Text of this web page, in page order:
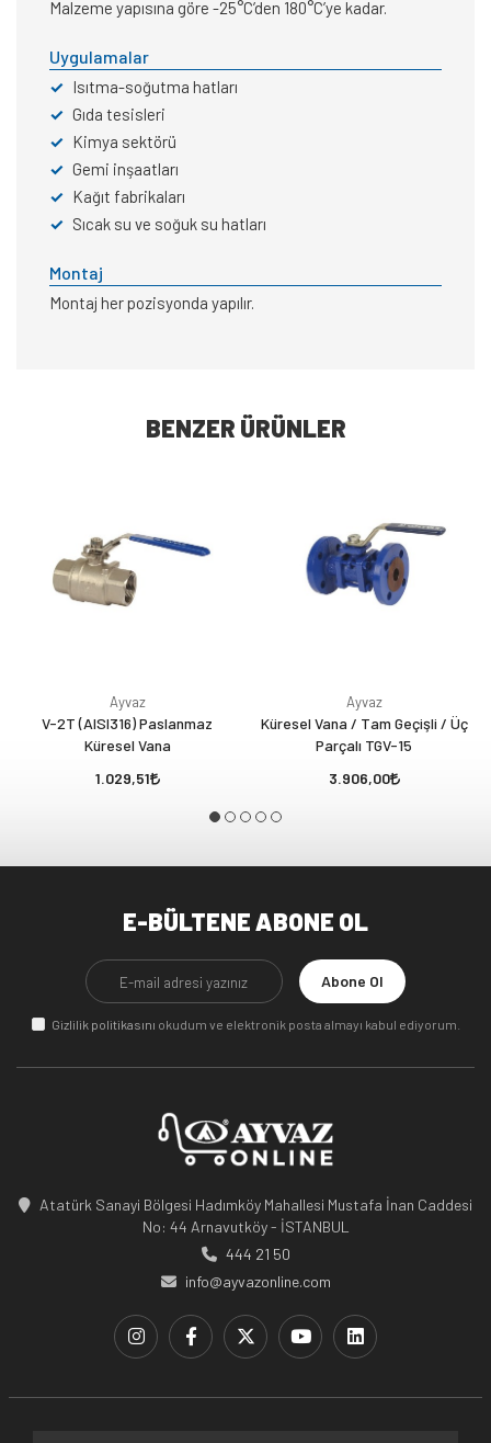
Malzeme yapısına göre -25°C’den 180°C’ye kadar.
Uygulamalar
✓ Isıtma-soğutma hatları
✓ Gıda tesisleri
✓ Kimya sektörü
✓ Gemi inşaatları
✓ Kağıt fabrikaları
✓ Sıcak su ve soğuk su hatları
Montaj
Montaj her pozisyonda yapılır.
BENZER ÜRÜNLER
Ayvaz
V-2T (AISI316) Paslanmaz
Küresel Vana
1.029,51
Ayvaz
Küresel Vana / Tam Geçişli / Üç
Parçalı TGV-15
3.906,00
E-BÜLTENE ABONE OL
Abone Ol
Gizlilik politikasını okudum ve elektronik posta almayı kabul ediyorum.
Atatürk Sanayi Bölgesi Hadımköy Mahallesi Mustafa İnan Caddesi
No: 44 Arnavutköy - İSTANBUL
444 21 50
info@ayvazonline.com